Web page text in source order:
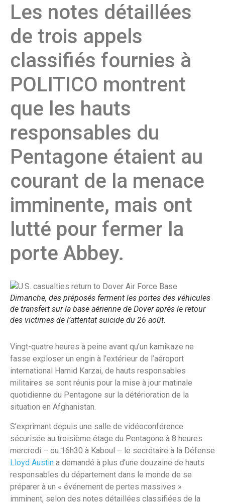
Les notes détaillées
de trois appels
classifiés fournies à
POLITICO montrent
que les hauts
responsables du
Pentagone étaient au
courant de la menace
imminente, mais ont
lutté pour fermer la
porte Abbey.
Dimanche, des préposés ferment les portes des véhicules
de transfert sur la base aérienne de Dover après le retour
des victimes de l’attentat suicide du 26 août.
Vingt-quatre heures à peine avant qu’un kamikaze ne
fasse exploser un engin à l’extérieur de l’aéroport
international Hamid Karzai, de hauts responsables
militaires se sont réunis pour la mise à jour matinale
quotidienne du Pentagone sur la détérioration de la
situation en Afghanistan.
S’exprimant depuis une salle de vidéoconférence
sécurisée au troisième étage du Pentagone à 8 heures
mercredi – ou 16h30 à Kaboul – le secrétaire à la Défense
Lloyd Austin a demandé à plus d’une douzaine de hauts
responsables du département dans le monde de se
préparer à un « événement de pertes massives »
imminent, selon des notes détaillées classifiées de la